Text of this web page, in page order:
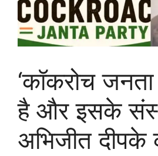
‘कॉकरोच जनता
है और इसके
अभिजीत दीपके